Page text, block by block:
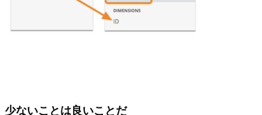
少ないことは良いことだ